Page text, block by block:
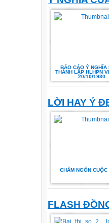
BÁO CÁO Ý NGHĨA
THÀNH LẬP HLHPN
20/10/1930
LỜI HAY Ý
CHÂM NGÔN CUỘC
FLASH